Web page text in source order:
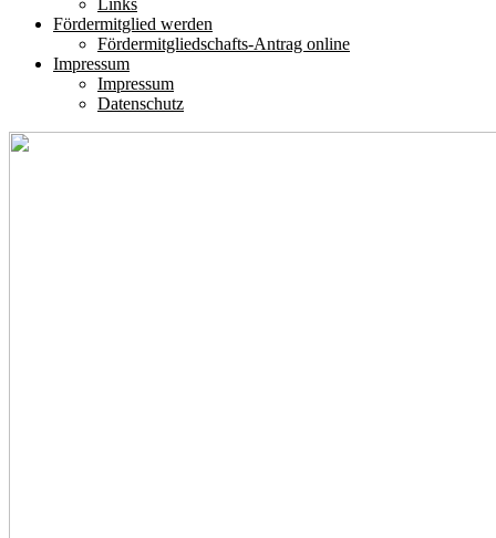
Links
Fördermitglied werden
Fördermitgliedschafts-Antrag online
Impressum
Impressum
Datenschutz